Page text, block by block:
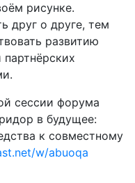
рисунке.
друг о друге, тем
развитию
сессии форума
в будущее:
к совместному
w/abuoqa